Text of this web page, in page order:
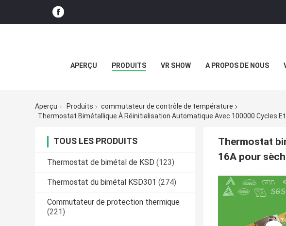
APERÇU PRODUITS VR SHOW A PROPOS DE NOUS
Aperçu Produits
commutateur de contrôle de température
Thermostat Bimétallique À Réinitialisation Automatique Avec 100000 Cycles
TOUS LES PRODUITS
Thermostat de bimétal de KSD (123)
Thermostat du bimétal KSD301 (274)
Commutateur de protection thermique
(221)
Thermostat
16A pour